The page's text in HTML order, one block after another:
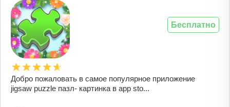
Добро пожаловать в самое популярное приложение
jigsaw puzzle пазл- картинка в app sto...
Бесплатно